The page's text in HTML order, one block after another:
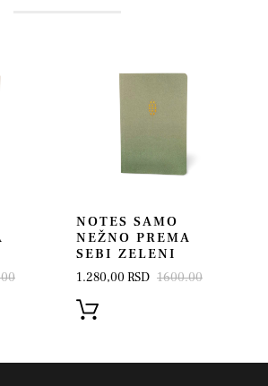
NOTES SAMO
NEŽNO PREMA
SEBI ZELENI
1.280,00 RSD 1600.00